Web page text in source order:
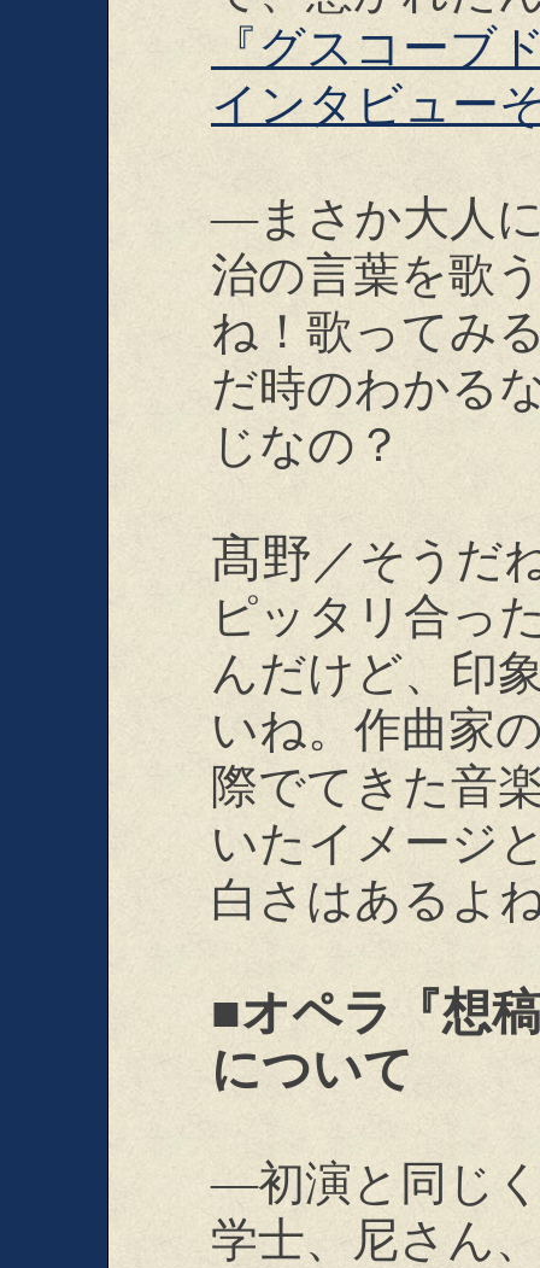
『グスコーブ
インタビュー
―まさか大人
治の言葉を歌
ね！歌ってみ
だ時のわかる
じなの？
髙野 ／そうだ
ピッタリ合っ
んだけど、印
いね。作曲家
際でてきた音
いたイメージ
白さはあるよ
■オペラ『想
について
―初演と同じ
学士、尼さん